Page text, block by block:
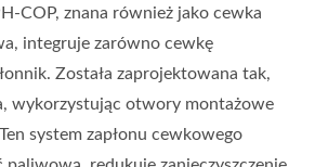
COP, znana również jako cewka
integruje zarówno cewkę
Została zaprojektowana tak,
wykorzystując otwory montażowe
system zapłonu cewkowego